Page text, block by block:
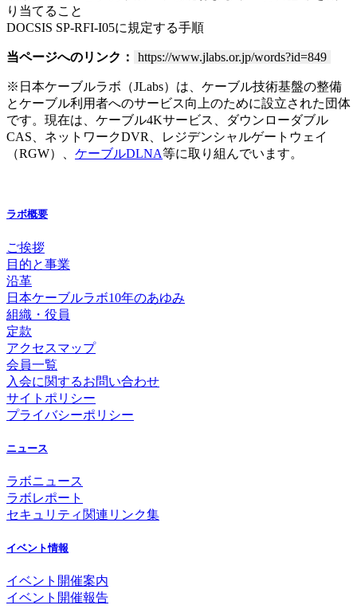
り当てること
DOCSIS SP-RFI-I05に規定する手順
当ページへのリンク： https://www.jlabs.or.jp/words?id=849
※日本ケーブルラボ（JLabs）は、ケーブル技術基盤の整備
とケーブル利用者へのサービス向上のために設立された団体
です。現在は、ケーブル4Kサービス、ダウンローダブル
CAS、ネットワークDVR、レジデンシャルゲートウェイ
（RGW）、 ケーブルDLNA等に取り組んでいます。
ラボ概要
ご挨拶
目的と事業
沿革
日本ケーブルラボ10年のあゆみ
組織・役員
定款
アクセスマップ
会員一覧
入会に関するお問い合わせ
サイトポリシー
プライバシーポリシー
ニュース
ラボニュース
ラボレポート
セキュリティ関連リンク集
イベント情報
イベント開催案内
イベント開催報告